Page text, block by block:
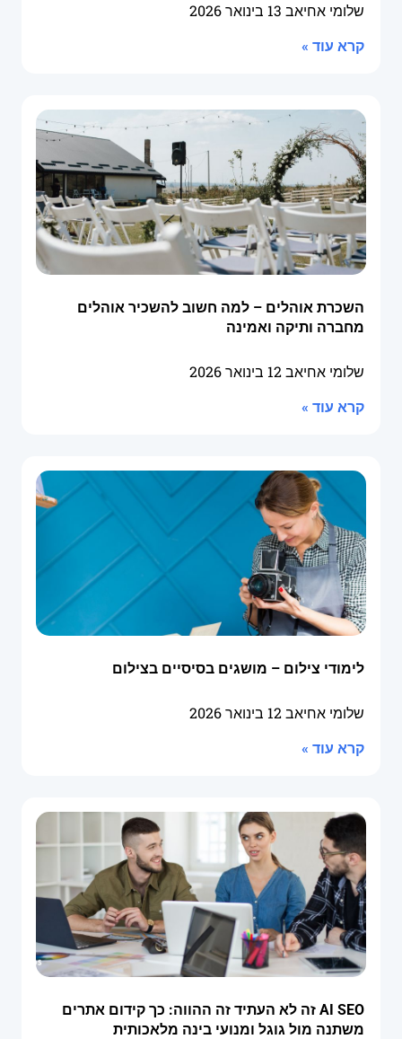
שלומי אחיאב 13 בינואר 2026
קרא עוד »
השכרת אוהלים – למה חשוב להשכיר אוהלים
מחברה ותיקה ואמינה
שלומי אחיאב12 בינואר 2026
קרא עוד »
לימודי צילום – מושגים בסיסיים בצילום
שלומי אחיאב12 בינואר 2026
קרא עוד »
AI SEO זה לא העתיד זה ההווה: כך קידום אתרים
משתנה מול גוגל ומנועי בינה מלאכותית